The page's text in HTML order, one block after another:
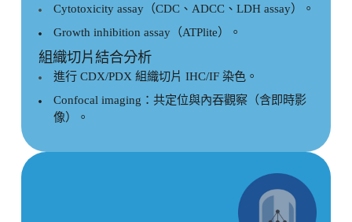
Cytotoxicity assay（CDC、ADCC、LDH assay）。
Growth inhibition assay（ATPlite）。
組織切片結合分析
進行 CDX/PDX 組織切片 IHC/IF 染色。
Confocal imaging：共定位與內吞觀察（含即時影
像）。